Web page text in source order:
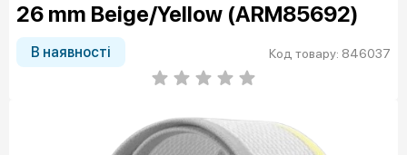
26 mm Beige/Yellow (ARM85692)
В наявності Код товару: 846037